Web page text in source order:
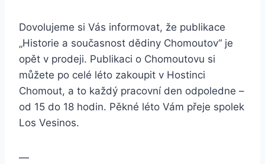
Dovolujeme si Vás informovat, že publikace
„Historie a současnost dědiny Chomoutov“ je
opět v prodeji. Publikaci o Chomoutovu si
můžete po celé léto zakoupit v Hostinci
Chomout, a to každý pracovní den odpoledne –
od 15 do 18 hodin. Pěkné léto Vám přeje spolek
Los Vesinos.
—